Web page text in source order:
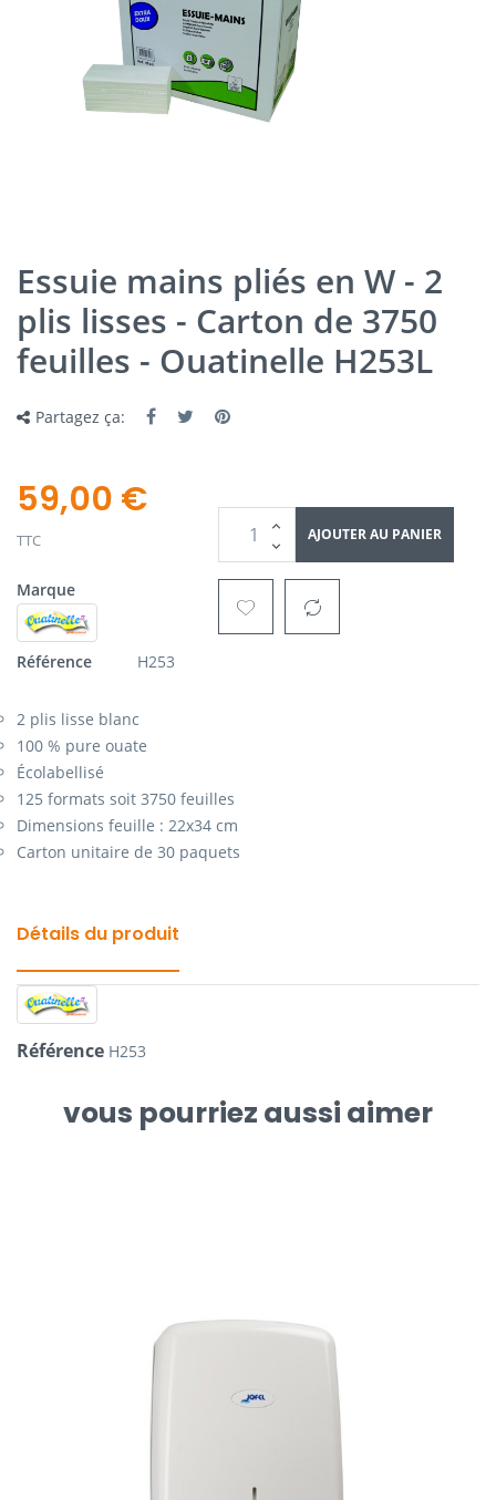
Essuie mains pliés en W - 2
plis lisses - Carton de 3750
feuilles - Ouatinelle H253L
Partagez ça:
59,00 €
TTC
Marque
Référence H253
AJOUTER AU PANIER
2 plis lisse blanc
100 % pure ouate
Écolabellisé
125 formats soit 3750 feuilles
Dimensions feuille : 22x34 cm
Carton unitaire de 30 paquets
Détails du produit
Référence H253
vous pourriez aussi aimer